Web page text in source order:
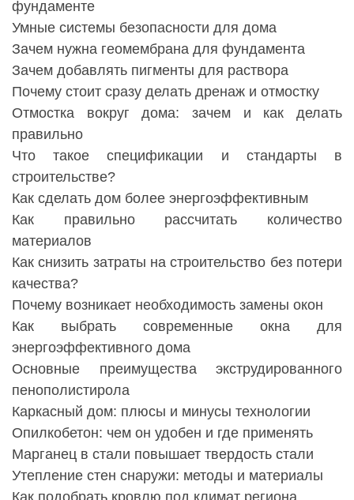
фундаменте
Умные системы безопасности для дома
Зачем нужна геомембрана для фундамента
Зачем добавлять пигменты для раствора
Почему стоит сразу делать дренаж и отмостку
Отмостка вокруг дома: зачем и как делать
правильно
Что такое спецификации и стандарты в
строительстве?
Как сделать дом более энергоэффективным
Как правильно рассчитать количество
материалов
Как снизить затраты на строительство без потери
качества?
Почему возникает необходимость замены окон
Как выбрать современные окна для
энергоэффективного дома
Основные преимущества экструдированного
пенополистирола
Каркасный дом: плюсы и минусы технологии
Опилкобетон: чем он удобен и где применять
Марганец в стали повышает твердость стали
Утепление стен снаружи: методы и материалы